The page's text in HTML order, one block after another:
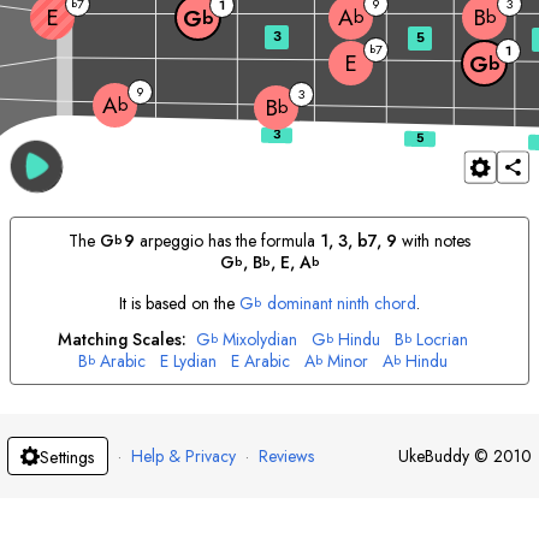
Ab 9
Bb 3
E b7 Gb 1
E Gb 1 Ab Bb
3 5
The Gb9 arpeggio has the formula 1, 3, b7, 9 with notes
Gb, Bb, E, Ab
It is based on the Gb dominant ninth chord.
Matching Scales: Gb Mixolydian Gb Hindu Bb Locrian
Bb Arabic E Lydian E Arabic Ab Minor Ab Hindu
Settings · Help & Privacy · Reviews UkeBuddy © 2010